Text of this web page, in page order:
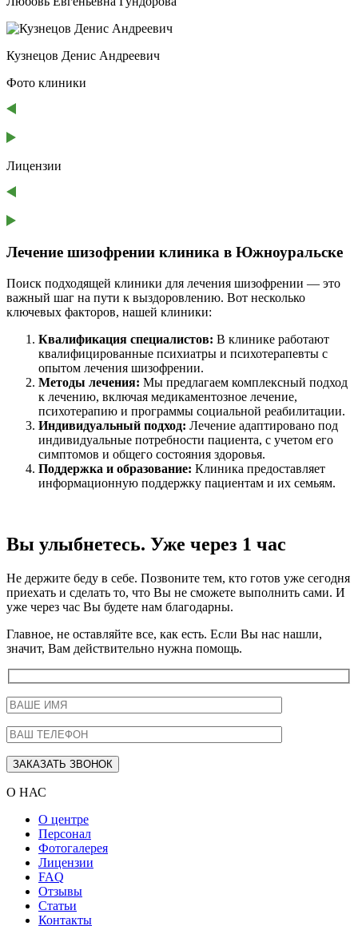
Кузнецов Денис Андреевич
Фото клиники
Лицензии
Лечение шизофрении клиника в Южноуральске
Поиск подходящей клиники для лечения шизофрении — это
важный шаг на пути к выздоровлению. Вот несколько
ключевых факторов, нашей клиники:
Квалификация специалистов: В клинике работают
квалифицированные психиатры и психотерапевты с
опытом лечения шизофрении.
Методы лечения: Мы предлагаем комплексный подход
к лечению, включая медикаментозное лечение,
психотерапию и программы социальной реабилитации.
Индивидуальный подход: Лечение адаптировано под
индивидуальные потребности пациента, с учетом его
симптомов и общего состояния здоровья.
Поддержка и образование: Клиника предоставляет
информационную поддержку пациентам и их семьям.
Вы улыбнетесь. Уже через 1 час
Не держите беду в себе. Позвоните тем, кто готов уже сегодня
приехать и сделать то, что Вы не сможете выполнить сами. И
уже через час Вы будете нам благодарны.
Главное, не оставляйте все, как есть. Если Вы нас нашли,
значит, Вам действительно нужна помощь.
О НАС
О центре
Персонал
Фотогалерея
Лицензии
FAQ
Отзывы
Статьи
Контакты